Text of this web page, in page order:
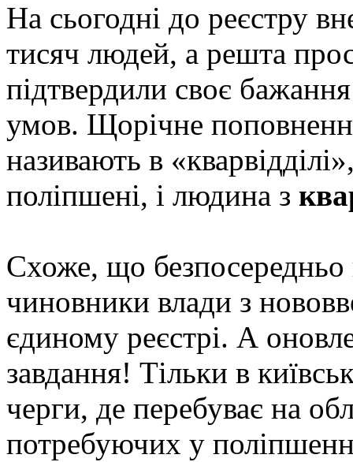
На сьогодні до реєстру
тисяч людей, а решта
підтвердили своє
умов. Щорічне
називають в
поліпшені, і людина з
Схоже, що безпосередньо
чиновники влади з
єдиному реєстрі. А
завдання! Тільки в
черги, де перебуває на
потребуючих у